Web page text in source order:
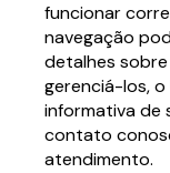
funcionar
navegação
detalhes
gerenciá-los,
informativa de
contato
atendimento.